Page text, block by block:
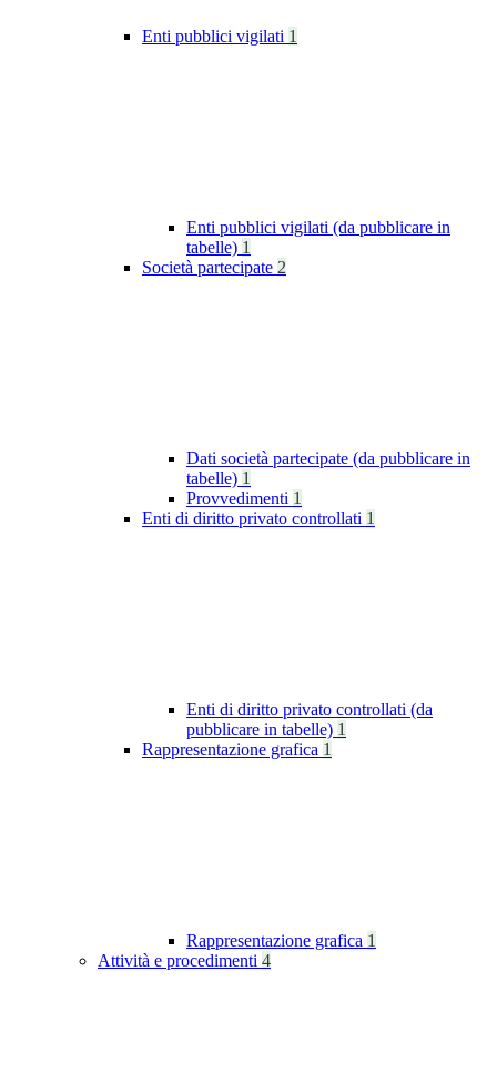
Enti pubblici vigilati 1
Enti pubblici vigilati (da pubblicare in
tabelle) 1
Società partecipate 2
Dati società partecipate (da pubblicare in
tabelle) 1
Provvedimenti 1
Enti di diritto privato controllati 1
Enti di diritto privato controllati (da
pubblicare in tabelle) 1
Rappresentazione grafica 1
Rappresentazione grafica 1
Attività e procedimenti 4